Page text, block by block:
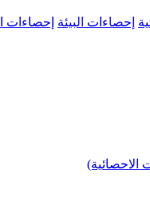
إحصاءات البيئة إحصاءات
الاحصائية)